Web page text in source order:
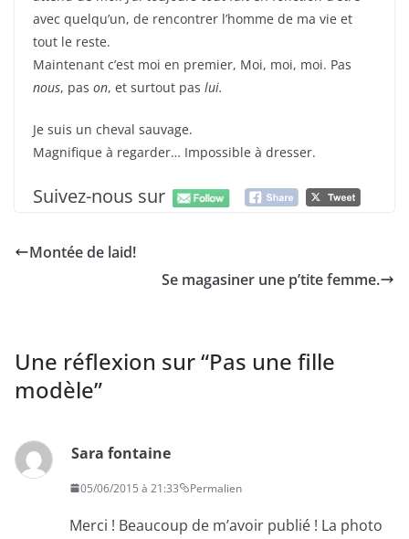
avec quelqu’un, de rencontrer l’homme de ma vie et
tout le reste.
Maintenant c’est moi en premier, Moi, moi, moi. Pas
nous, pas on, et surtout pas lui.
Je suis un cheval sauvage.
Magnifique à regarder… Impossible à dresser.
Suivez-nous sur
Montée de laid!
Se magasiner une p’tite femme.
Une réflexion sur “Pas une fille
modèle”
Sara fontaine
05/06/2015 à 21:33 Permalien
Merci ! Beaucoup de m’avoir publié ! La photo